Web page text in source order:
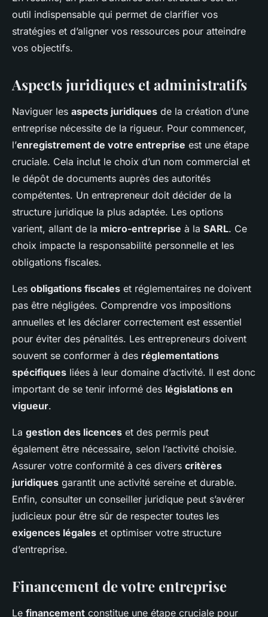
outil indispensable qui permet de clarifier vos
stratégies et d’aligner vos ressources pour atteindre
vos objectifs.
Aspects juridiques et administratifs
Naviguer les aspects juridiques de la création d’une
entreprise nécessite de la rigueur. Pour commencer,
l’enregistrement de votre entreprise est une étape
cruciale. Cela inclut le choix d’un nom commercial et
le dépôt de documents auprès des autorités
compétentes. Un entrepreneur doit décider de la
structure juridique la plus adaptée. Les options
varient, allant de la micro-entreprise à la SARL. Ce
choix impacte la responsabilité personnelle et les
obligations fiscales.
Les obligations fiscales et réglementaires ne doivent
pas être négligées. Comprendre vos impositions
annuelles et les déclarer correctement est essentiel
pour éviter des pénalités. Les entrepreneurs doivent
souvent se conformer à des réglementations
spécifiques liées à leur domaine d’activité. Il est donc
important de se tenir informé des législations en
vigueur.
La gestion des licences et des permis peut
également être nécessaire, selon l’activité choisie.
Assurer votre conformité à ces divers critères
juridiques garantit une activité sereine et durable.
Enfin, consulter un conseiller juridique peut s’avérer
judicieux pour être sûr de respecter toutes les
exigences légales et optimiser votre structure
d’entreprise.
Financement de votre entreprise
Le financement constitue une étape cruciale pour